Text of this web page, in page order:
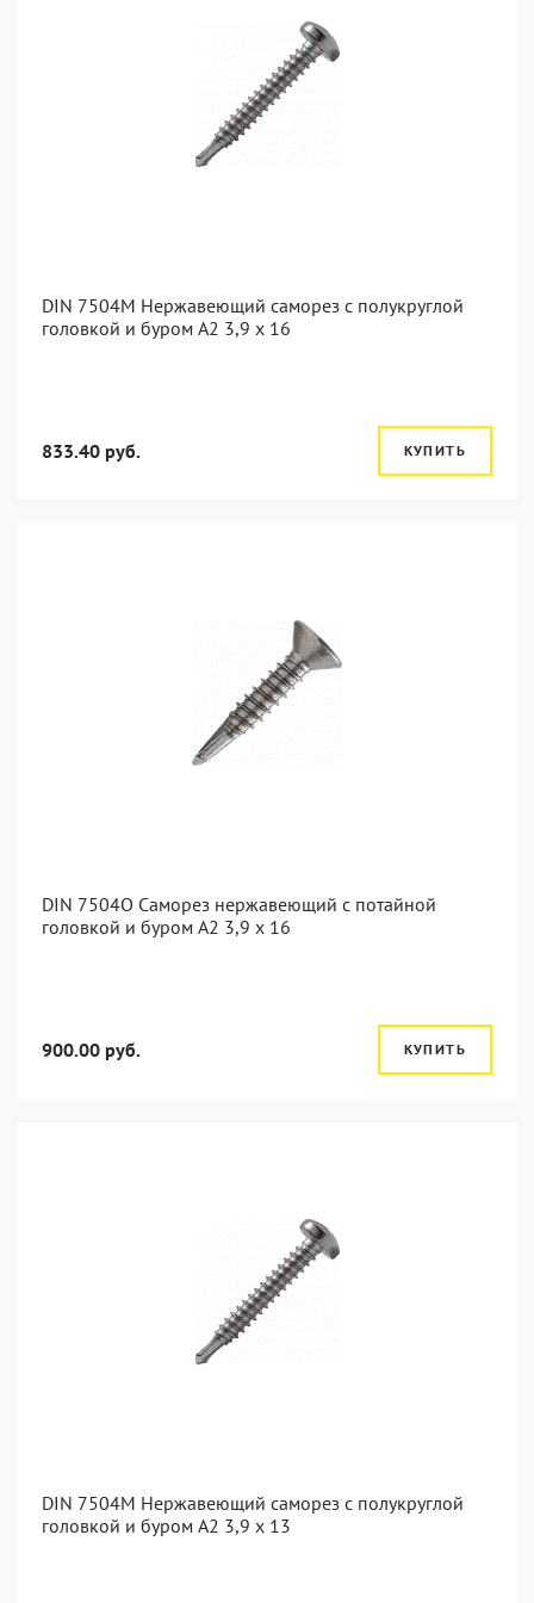
DIN 7504M Нержавеющий саморез с полукруглой
головкой и буром А2 3,9 x 16
833.40 руб. КУПИТЬ
DIN 7504O Саморез нержавеющий с потайной
головкой и буром А2 3,9 x 16
900.00 руб. КУПИТЬ
DIN 7504M Нержавеющий саморез с полукруглой
головкой и буром А2 3,9 x 13